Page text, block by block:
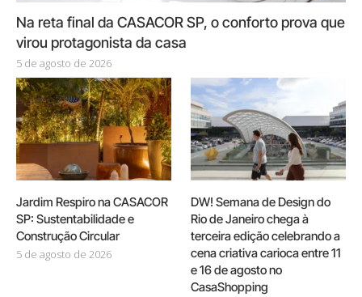
Na reta final da CASACOR SP, o conforto prova que
virou protagonista da casa
5 de agosto de 2026
Jardim Respiro na CASACOR
SP: Sustentabilidade e
Construção Circular
5 de agosto de 2026
DW! Semana de Design do
Rio de Janeiro chega à
terceira edição celebrando a
cena criativa carioca entre 11
e 16 de agosto no
CasaShopping